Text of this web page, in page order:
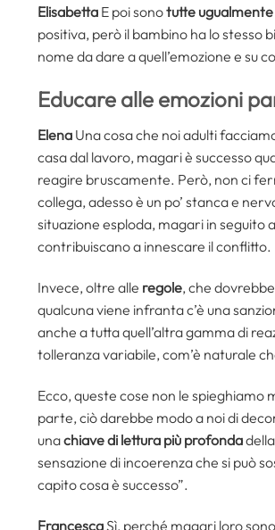
Elisabetta E poi sonotutte
positiva, però il bambino ha lo stesso
nome da dare a quell’emozione e su
Educare alle emozioni
Elena Una cosa che noi adulti
casa dal lavoro, magari è successo
reagire bruscamente. Però, non ci
collega, adesso è un po’ stanca e
situazione esploda, magari in
contribuiscano a innescare il conflitto.
Invece, oltre alle regole, che
qualcuna viene infranta c’è una
anche a tutta quell’altra gamma di
tolleranza variabile, com’è naturale
Ecco, queste cose non le
parte, ciò darebbe modo a noi di
unachiave di lettura più profonda
sensazione di incoerenza che si può
capito cosa è successo”.
FrancescaSì, perché magari loro